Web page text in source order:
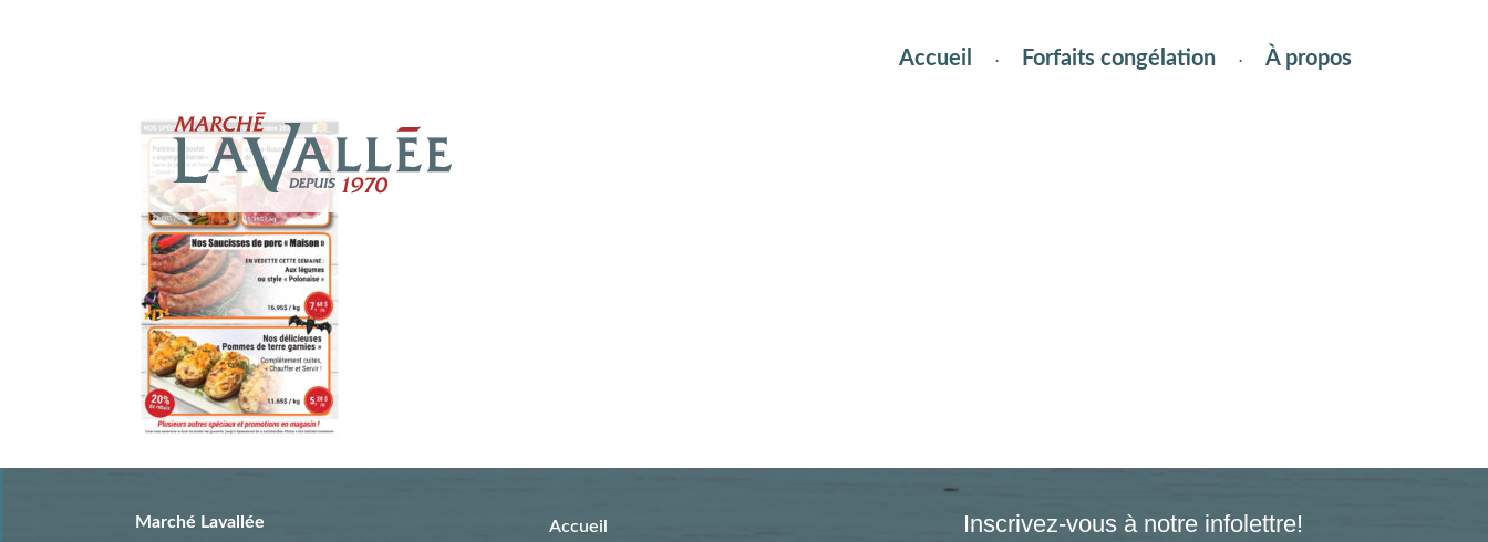
Accueil Forfaits congélation À propos
Marché Lavallée
Accueil
Inscrivez-vous à notre infolettre!